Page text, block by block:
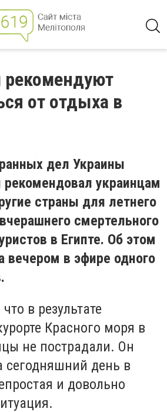
от отдыха в
дел Украины
украинцам
страны для летнего
смертельного
в Египте. Об этом
вечером в эфире одного
в результате
Красного моря в
не пострадали. Он
сегодняшний день в
и довольно